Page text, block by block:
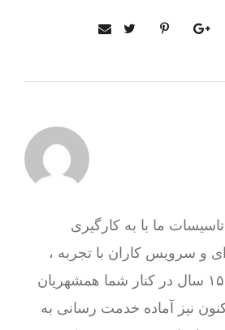
ما با به‌ کارگیری
و سرویس کاران با تجربه ،
افتخار دارد بیش از ۱۵ سال در کنار شما همشهریان
نیز آماده خدمت رسانی به